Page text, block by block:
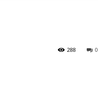
0
288